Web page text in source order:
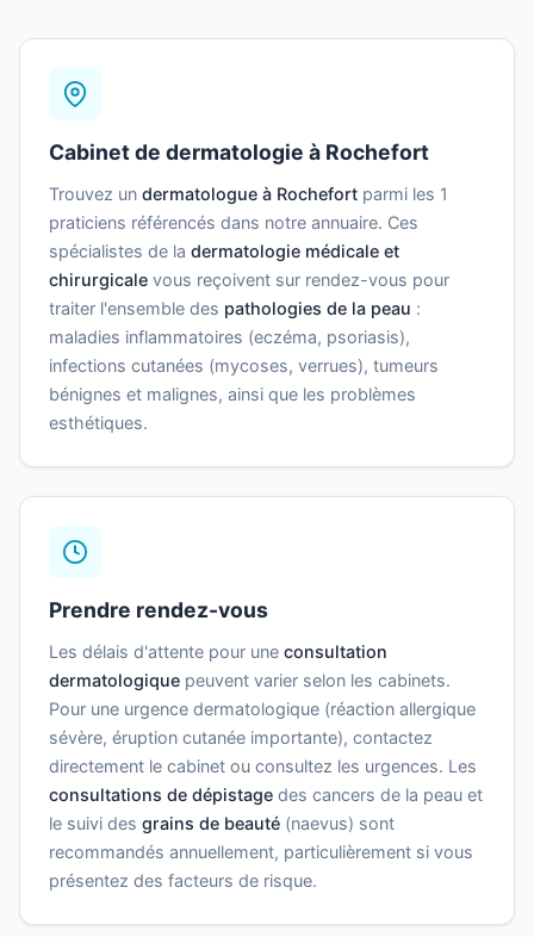
Cabinet de dermatologie à Rochefort
Trouvez un dermatologue à Rochefort parmi les 1
praticiens référencés dans notre annuaire. Ces
spécialistes de la dermatologie médicale et
chirurgicale vous reçoivent sur rendez-vous pour
traiter l'ensemble des pathologies de la peau :
maladies inflammatoires (eczéma, psoriasis),
infections cutanées (mycoses, verrues), tumeurs
bénignes et malignes, ainsi que les problèmes
esthétiques.
Prendre rendez-vous
Les délais d'attente pour une consultation
dermatologique peuvent varier selon les cabinets.
Pour une urgence dermatologique (réaction allergique
sévère, éruption cutanée importante), contactez
directement le cabinet ou consultez les urgences. Les
consultations de dépistage des cancers de la peau et
le suivi des grains de beauté (naevus) sont
recommandés annuellement, particulièrement si vous
présentez des facteurs de risque.